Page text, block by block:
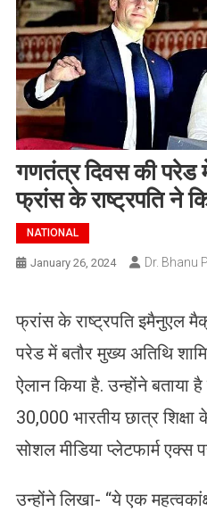
गणतंत्र दिवस की परेड
फ्रांस के राष्ट्रपति ने
NATIONAL
January 26, 2024 Dr. Bhanu
फ्रांस के राष्ट्रपति इमैनुएल
परेड में बतौर मुख्य अतिथि
ऐलान किया है. उन्होंने
30,000 भारतीय छात्र
सोशल मीडिया प्‍लेटफार्म एक्स
उन्होंने लिखा- “ये एक